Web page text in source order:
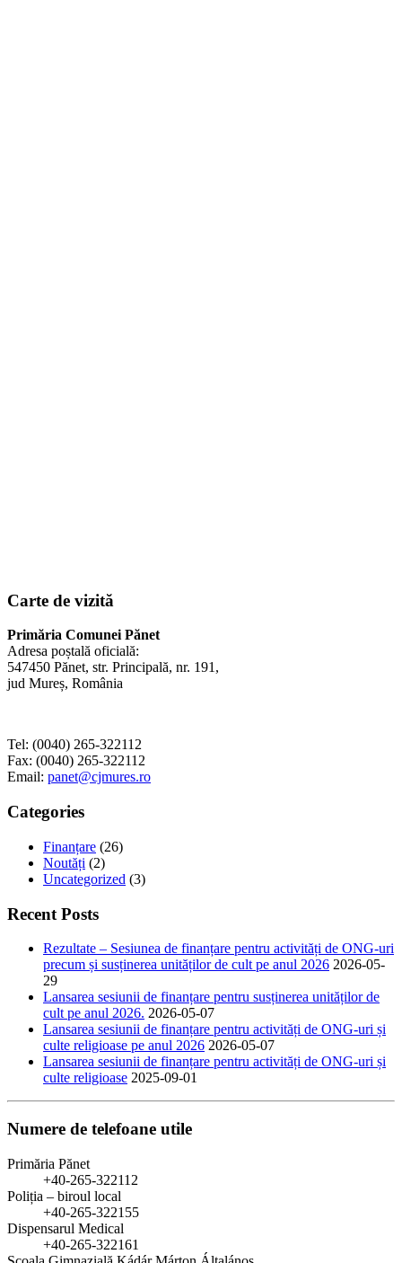
Carte de vizită
Primăria Comunei Pănet
Adresa poștală oficială:
547450 Pănet, str. Principală, nr. 191,
jud Mureș, România
Tel: (0040) 265-322112
Fax: (0040) 265-322112
Email: panet@cjmures.ro
Categories
Finanțare (26)
Noutăți (2)
Uncategorized (3)
Recent Posts
Rezultate – Sesiunea de finanțare pentru activități de ONG-uri
precum și susținerea unităților de cult pe anul 2026 2026-05-
29
Lansarea sesiunii de finanțare pentru susținerea unităților de
cult pe anul 2026. 2026-05-07
Lansarea sesiunii de finanțare pentru activități de ONG-uri și
culte religioase pe anul 2026 2026-05-07
Lansarea sesiunii de finanțare pentru activități de ONG-uri și
culte religioase 2025-09-01
Numere de telefoane utile
Primăria Pănet
+40-265-322112
Poliția – biroul local
+40-265-322155
Dispensarul Medical
+40-265-322161